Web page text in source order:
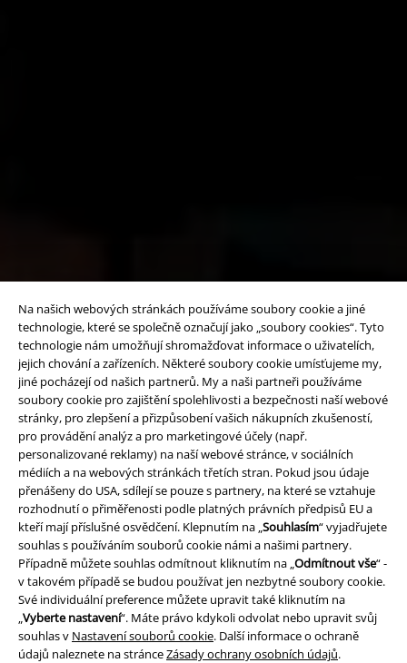
Na našich webových stránkách používáme soubory cookie a jiné
technologie, které se společně označují jako „soubory cookies“. Tyto
technologie nám umožňují shromažďovat informace o uživatelích,
jejich chování a zařízeních. Některé soubory cookie umísťujeme my,
jiné pocházejí od našich partnerů. My a naši partneři používáme
soubory cookie pro zajištění spolehlivosti a bezpečnosti naší webové
stránky, pro zlepšení a přizpůsobení vašich nákupních zkušeností,
pro provádění analýz a pro marketingové účely (např.
personalizované reklamy) na naší webové stránce, v sociálních
médiích a na webových stránkách třetích stran. Pokud jsou údaje
přenášeny do USA, sdílejí se pouze s partnery, na které se vztahuje
rozhodnutí o přiměřenosti podle platných právních předpisů EU a
kteří mají příslušné osvědčení. Klepnutím na „Souhlasím“ vyjadřujete
souhlas s používáním souborů cookie námi a našimi partnery.
Případně můžete souhlas odmítnout kliknutím na „Odmítnout vše“ -
v takovém případě se budou používat jen nezbytné soubory cookie.
Své individuální preference můžete upravit také kliknutím na
„Vyberte nastavení“. Máte právo kdykoli odvolat nebo upravit svůj
souhlas v Nastavení souborů cookie. Další informace o ochraně
údajů naleznete na stránceZásady ochrany osobních údajů.